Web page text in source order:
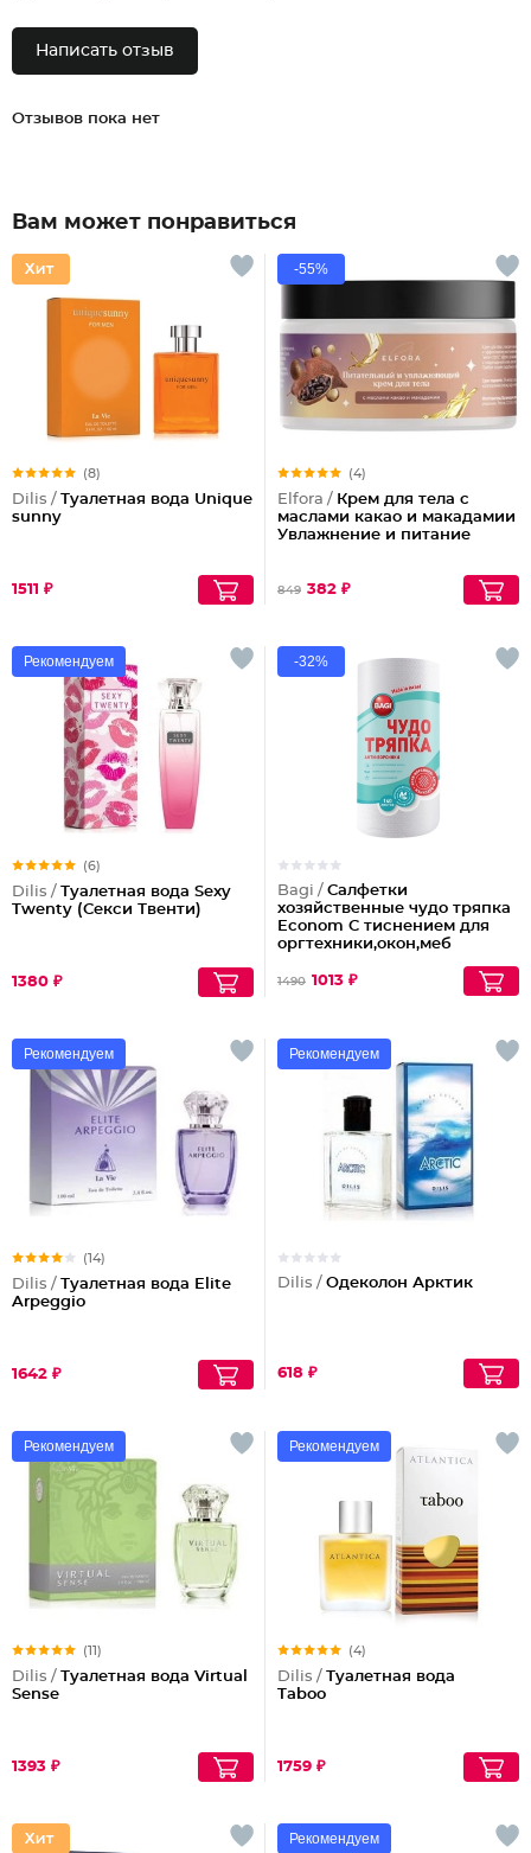
Написать отзыв
Отзывов пока нет
Вам может понравиться
(8)
Dilis / Туалетная вода Unique
sunny
1511 ₽
-55%
(4)
Elfora / Крем для тела с
маслами какао и макадамии
Увлажнение и питание
849 382 ₽
Рекомендуем
(6)
Dilis / Туалетная вода Sexy
Twenty (Секси Твенти)
1380 ₽
-32%
Bagi / Салфетки
хозяйственные чудо тряпка
Econom C тиснением для
оргтехники,окон,меб
1490 1013 ₽
Рекомендуем
(14)
Dilis / Туалетная вода Elite
Arpeggio
1642 ₽
Рекомендуем
Dilis / Одеколон Арктик
618 ₽
Рекомендуем
(11)
Dilis / Туалетная вода Virtual
Sense
1393 ₽
Рекомендуем
(4)
Dilis / Туалетная вода
Taboo
1759 ₽
Рекомендуем